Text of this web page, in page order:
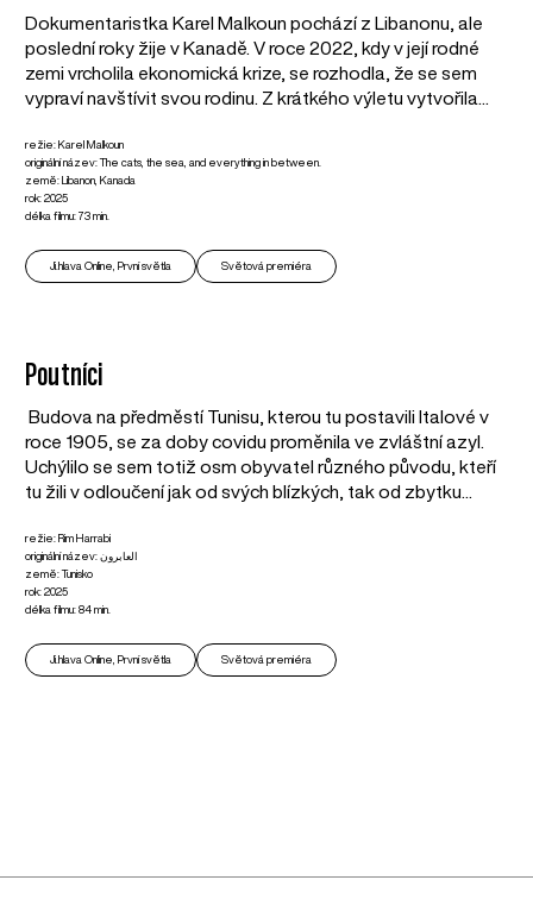
Dokumentaristka Karel Malkoun pochází z Libanonu, ale
poslední roky žije v Kanadě. V roce 2022, kdy v její rodné
zemi vrcholila ekonomická krize, se rozhodla, že se sem
vypraví navštívit svou rodinu. Z krátkého výletu vytvořila...
režie: Karel Malkoun
originální název: The cats, the sea, and everything in between.
země: Libanon, Kanada
rok: 2025
délka filmu: 73 min.
Ji.hlava Online, První světla Světová premiéra
Poutníci
Budova na předměstí Tunisu, kterou tu postavili Italové v
roce 1905, se za doby covidu proměnila ve zvláštní azyl.
Uchýlilo se sem totiž osm obyvatel různého původu, kteří
tu žili v odloučení jak od svých blízkých, tak od zbytku...
režie: Rim Harrabi
originální název: العابرون
země: Tunisko
rok: 2025
délka filmu: 84 min.
Ji.hlava Online, První světla Světová premiéra